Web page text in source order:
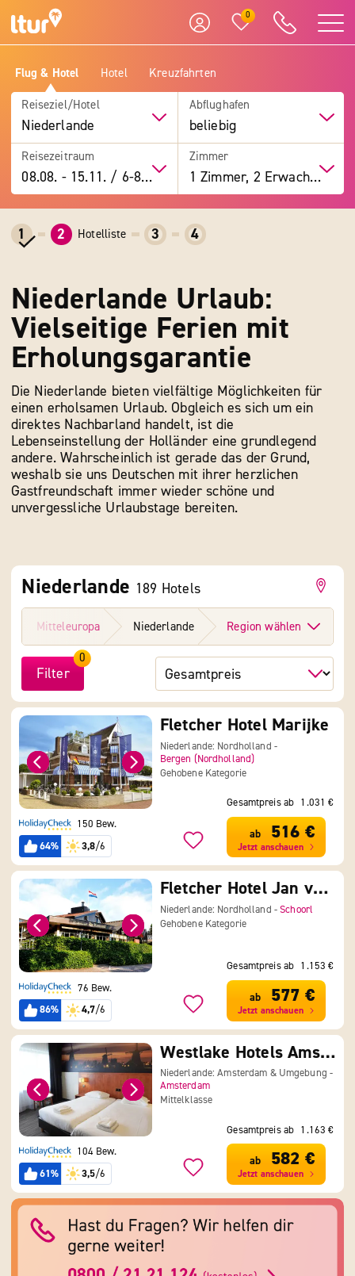
0
Flug & Hotel Hotel Kreuzfahrten
Reiseziel/Hotel
Niederlande
Abflughafen
beliebig
Reisezeitraum
08.08. -15.11. / 6-8 Tage
Zimmer
1 Zimmer, 2 Erwachsene
1 2 Hotelliste 3 4
Niederlande Urlaub:
Vielseitige Ferien mit
Erholungsgarantie
Die Niederlande bieten vielfältige Möglichkeiten für
einen erholsamen Urlaub. Obgleich es sich um ein
direktes Nachbarland handelt, ist die
Lebenseinstellung der Holländer eine grundlegend
andere. Wahrscheinlich ist gerade das der Grund,
weshalb sie uns Deutschen mit ihrer herzlichen
Gastfreundschaft immer wieder schöne und
unvergessliche Urlaubstage bereiten.
Niederlande 189 Hotels
Mitteleuropa Niederlande Region wählen
Filter
0
Fletcher Hotel Marijke
Niederlande: Nordholland -
Bergen (Nordholland)
Gehobene Kategorie
150 Bew.
64%
3,8/6
Gesamtpreis ab 1.031 €
ab 516 €
Jetzt anschauen
Fletcher Hotel Jan van Scorel
Niederlande: Nordholland -Schoorl
Gehobene Kategorie
76 Bew.
86%
4,7/6
Gesamtpreis ab 1.153 €
ab 577 €
Jetzt anschauen
Westlake Hotels Amsterdam
Niederlande: Amsterdam & Umgebung -
Amsterdam
Mittelklasse
104 Bew.
61%
3,5/6
Gesamtpreis ab 1.163 €
ab 582 €
Jetzt anschauen